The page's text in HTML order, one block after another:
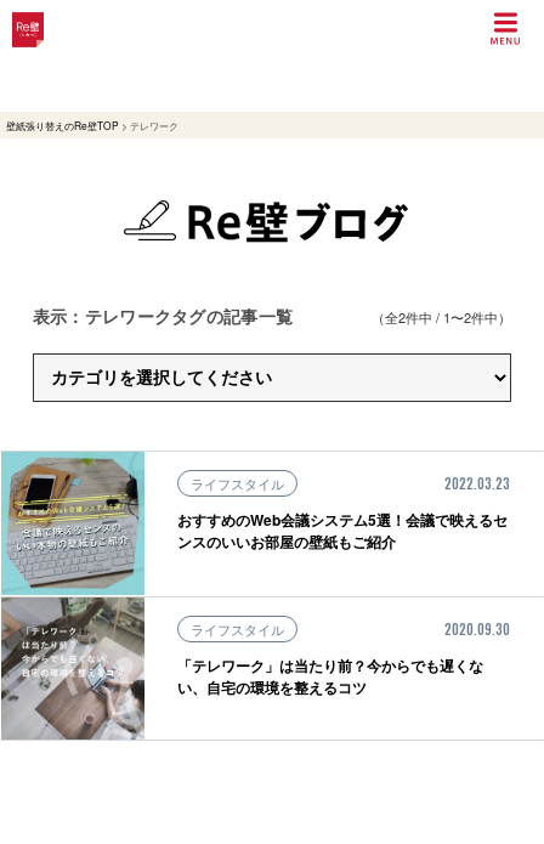
壁紙張り替えのRe壁TOP > テレワーク
表示：テレワークタグの記事一覧 （全2件中 / 1〜2件中）
ライフスタイル 2022.03.23
おすすめのWeb会議システム5選！会議で映えるセ
ンスのいいお部屋の壁紙もご紹介
ライフスタイル 2020.09.30
「テレワーク」は当たり前？今からでも遅くな
い、自宅の環境を整えるコツ